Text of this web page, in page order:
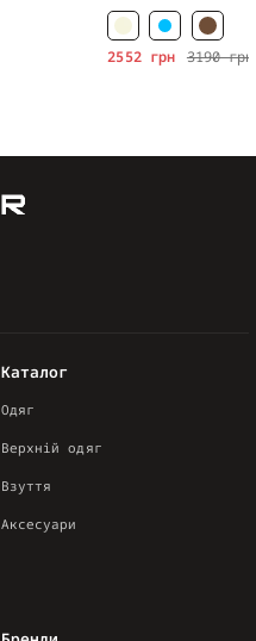
3190 грн
2552 грн
Каталог
Одяг
Верхній одяг
Взуття
Аксесуари